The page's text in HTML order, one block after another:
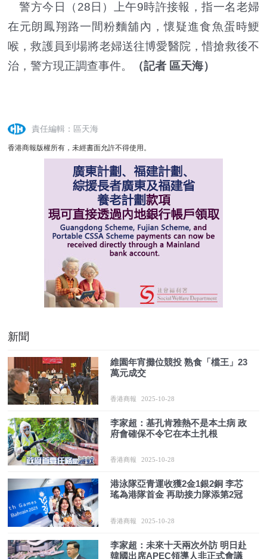
警方今日（28日）上午9時許接報，指一名老婦
在元朗鳳翔路一間粉麵舖內，懷疑進食魚蛋時鯁
喉，救護員到場將老婦送往博愛醫院，惜搶救後不
治，警方現正調查事件。
（記者 區天海）
責任編輯：區天海
香港商報版權所有，未經書面允許不得使用。
新聞
維園年宵攤位競投 熟食「檔王」23
萬元成交
香港商報 2025-10-28
李家超：基孔肯雅熱不是本土病 政
府會確保不令它在本土扎根
香港商報 2025-10-28
港泳隊亞青運收獲2金1銀2銅 李芯
瑤為港隊首金 再助接力隊添第2冠
香港商報 2025-10-28
李家超：未來十天兩次外訪 明日赴
韓國出席APEC領導人非正式會議